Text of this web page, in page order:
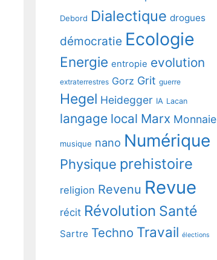
Debord Dialectique drogues
démocratie Ecologie
Energie entropie evolution
extraterrestres Gorz Grit guerre
Hegel Heidegger IA Lacan
langage local Marx Monnaie
musique nano Numérique
Physique prehistoire
religion Revenu Revue
récit Révolution Santé
Sartre Techno Travail élections